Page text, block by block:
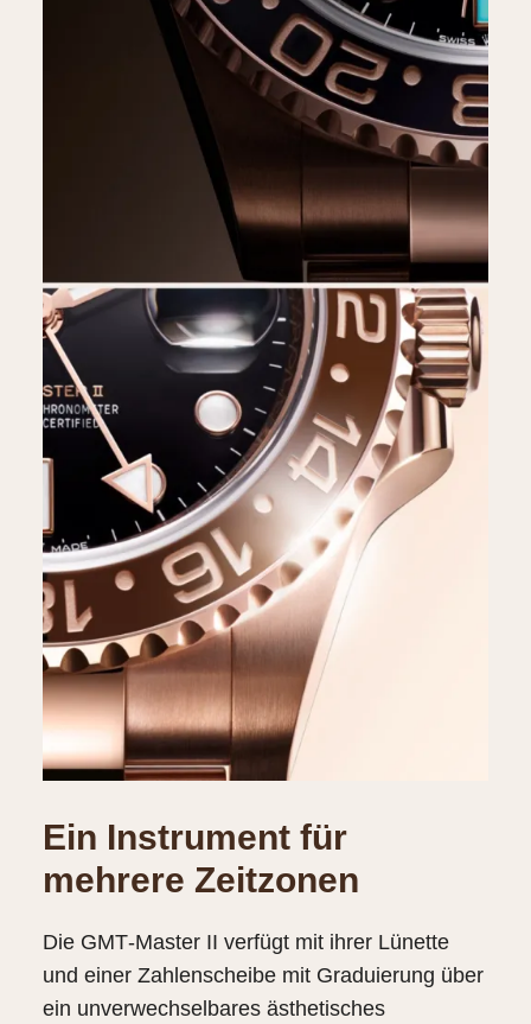
Ein Instrument für
mehrere Zeitzonen
Die GMT‑Master II verfügt mit ihrer Lünette
und einer Zahlenscheibe mit Graduierung über
ein unverwechselbares ästhetisches